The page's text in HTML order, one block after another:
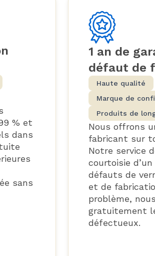
% et
dans
sans
1 an de
défaut de
Haute qualité
Marque de
Produits de
Nous offrons
fabricant sur
Notre service
courtoisie
défauts de
et de
problème,
gratuitement
défectueux.